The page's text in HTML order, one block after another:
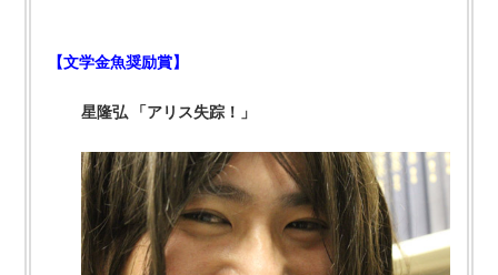
【文学金魚奨励賞】
星隆弘 「アリス失踪！」